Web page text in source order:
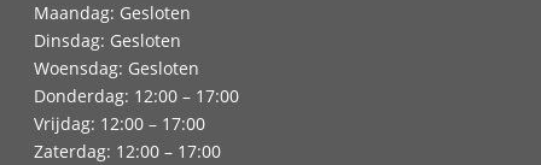
Maandag: Gesloten
Dinsdag: Gesloten
Woensdag: Gesloten
Donderdag: 12:00 – 17:00
Vrijdag: 12:00 – 17:00
Zaterdag: 12:00 – 17:00